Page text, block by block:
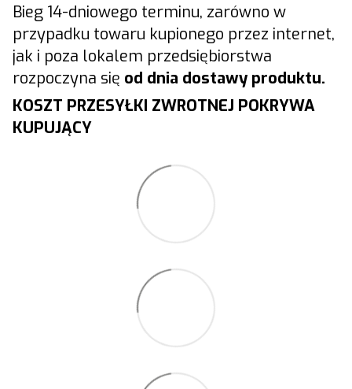
Bieg 14-dniowego terminu, zarówno w
przypadku towaru kupionego przez internet,
jak i poza lokalem przedsiębiorstwa
rozpoczyna się od dnia dostawy produktu.
KOSZT PRZESYŁKI ZWROTNEJ POKRYWA
KUPUJĄCY